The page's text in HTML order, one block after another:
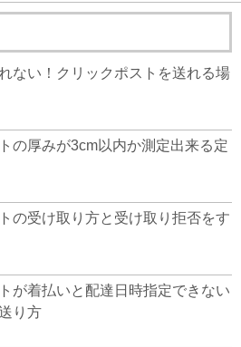
ない！クリックポストを送れる場
の厚みが3cm以内か測定出来る定
の受け取り方と受け取り拒否をす
が着払いと配達日時指定できない
り方